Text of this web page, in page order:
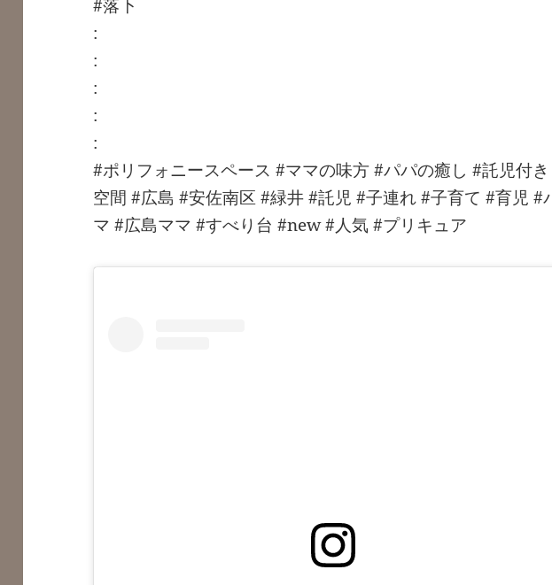
#落下
:
:
:
:
:
#ポリフォニースペース #ママの味方 #パパの癒し #託児付
空間 #広島 #安佐南区 #緑井 #託児 #子連れ #子育て #育児 #
マ #広島ママ #すべり台 #new #人気 #プリキュア